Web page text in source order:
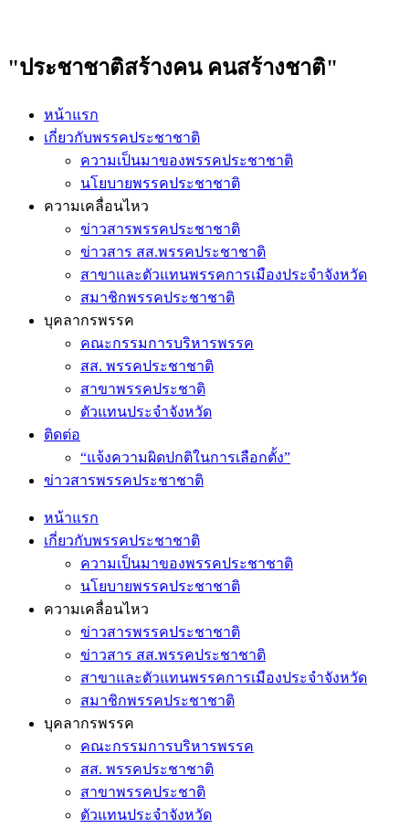
"ประชาชาติสร้างคน คนสร้างชาติ"
หน้าแรก
เกี่ยวกับพรรคประชาชาติ
ความเป็นมาของพรรคประชาชาติ
นโยบายพรรคประชาชาติ
ความเคลื่อนไหว
ข่าวสารพรรคประชาชาติ
ข่าวสาร สส.พรรคประชาชาติ
สาขาและตัวแทนพรรคการเมืองประจำจังหวัด
สมาชิกพรรคประชาชาติ
บุคลากรพรรค
คณะกรรมการบริหารพรรค
สส. พรรคประชาชาติ
สาขาพรรคประชาติ
ตัวแทนประจำจังหวัด
ติดต่อ
“แจ้งความผิดปกติในการเลือกตั้ง”
ข่าวสารพรรคประชาชาติ
หน้าแรก
เกี่ยวกับพรรคประชาชาติ
ความเป็นมาของพรรคประชาชาติ
นโยบายพรรคประชาชาติ
ความเคลื่อนไหว
ข่าวสารพรรคประชาชาติ
ข่าวสาร สส.พรรคประชาชาติ
สาขาและตัวแทนพรรคการเมืองประจำจังหวัด
สมาชิกพรรคประชาชาติ
บุคลากรพรรค
คณะกรรมการบริหารพรรค
สส. พรรคประชาชาติ
สาขาพรรคประชาติ
ตัวแทนประจำจังหวัด